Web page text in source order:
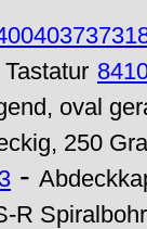
Tastatur
oval
250
-
R